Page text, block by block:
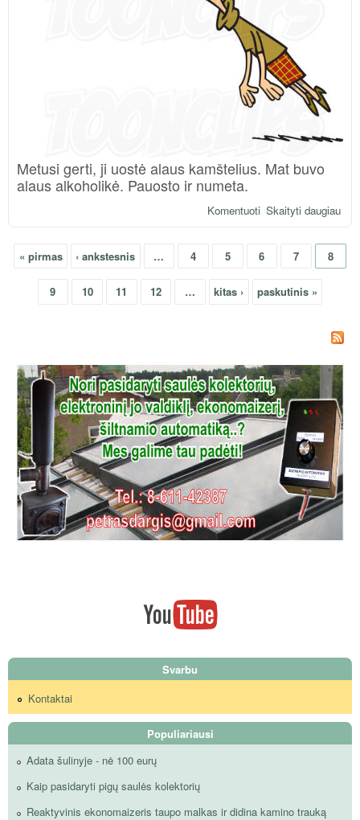
Metusi gerti, ji uostė alaus kamštelius. Mat buvo
alaus alkoholikė. Pauosto ir numeta.
Skaityti daugiauapie
Komentuoti
Puslapiai
« pirmas ‹ ankstesnis … 4 5 6 7 8
9 10 11 12 … kitas › paskutinis »
Svarbu
Kontaktai
Populiariausi
Adata šulinyje - nė 100 eurų
Kaip pasidaryti pigų saulės kolektorių
Reaktyvinis ekonomaizeris taupo malkas ir didina kamino trauką